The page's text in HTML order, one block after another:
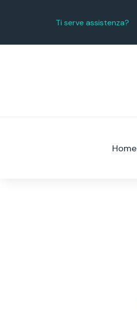
Ti serve assistenza?
Home